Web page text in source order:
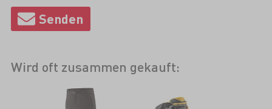
Wird oft zusammen gekauft: